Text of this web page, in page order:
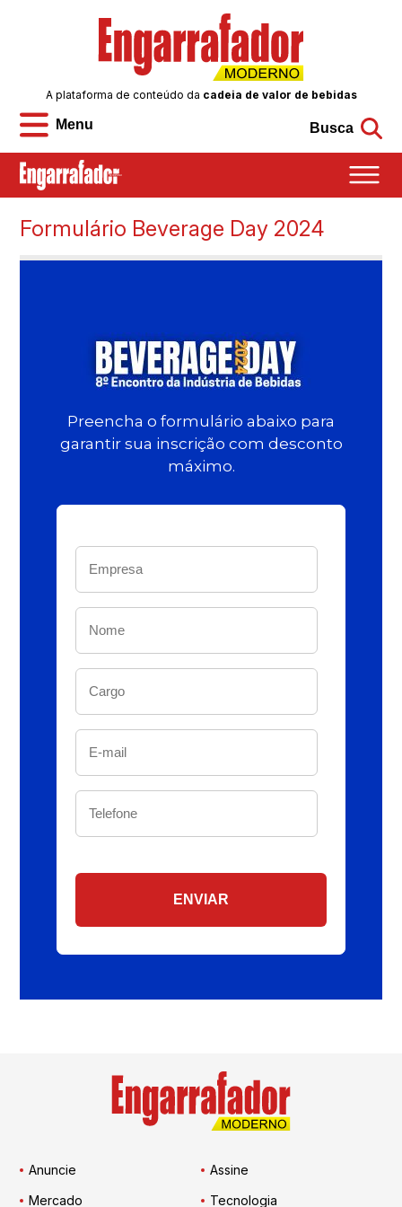
Menu
A plataforma de conteúdo da cadeia de valor de bebidas
Busca
Formulário Beverage Day 2024
Preencha o formulário abaixo para
garantir sua inscrição com desconto
máximo.
Anuncie
Assine
Mercado
Tecnologia